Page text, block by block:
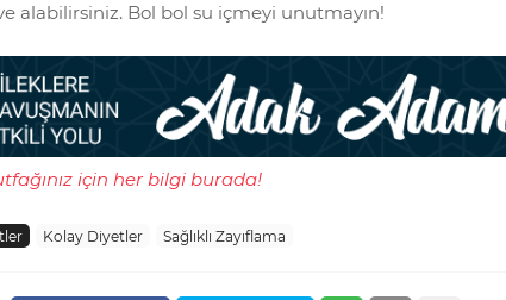
alabilirsiniz. Bol bol su içmeyi unutmayın!
için her bilgi burada!
Kolay Diyetler Sağlıklı Zayıflama